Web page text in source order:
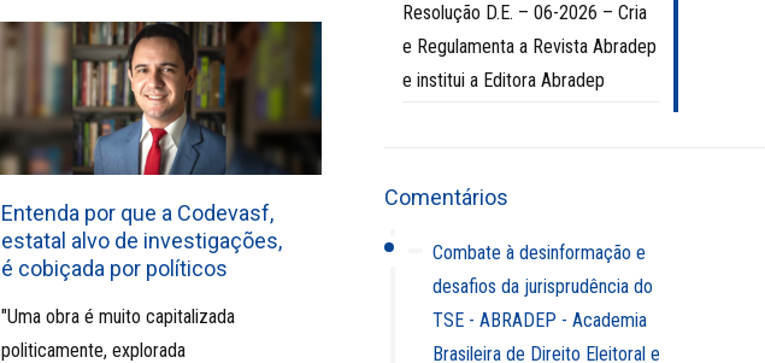
Entenda por que a Codevasf,
estatal alvo de investigações,
é cobiçada por políticos
"Uma obra é muito capitalizada
politicamente, explorada
Resolução D.E. – 06-2026 – Cria
e Regulamenta a Revista Abradep
e institui a Editora Abradep
Comentários
Combate à desinformação e
desafios da jurisprudência do
TSE - ABRADEP - Academia
Brasileira de Direito Eleitoral e